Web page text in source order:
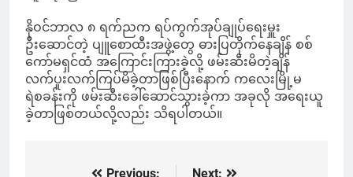
နိုဝင်ဘာလ ၈ ရက်ညက ရပ်ကွက်အုပ်ချုပ်ရေးမှူး
ဦးဆောင်တဲ့ ပျူစောထီးအဖွဲ့တွေ ဓားပြတိုက်နေချိန် စစ်
ကော်မရှင်ထံ အကြောင်းကြားခဲ့လို့ ဖမ်းဆီးမိတဲ့ချိန်
လက်ပူးလက်ကြပ်မိခဲ့တာဖြစ်ပြီးနောက် ကလေးမြို့မ
ရဲစခန်းကို ဖမ်းဆီးခေါ်ဆောင်သွားခဲ့ကာ အခုလို အရေးယူ
ခဲ့တာဖြစ်တယ်လို့လည်း သိရပါတယ်။
Previous:
Next: